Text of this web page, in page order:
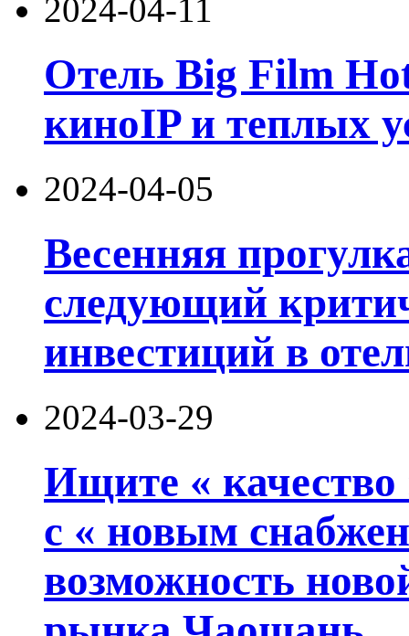
2024-04-11
Отель Big Film
киноIP и теплых
2024-04-05
Весенняя
следующий
инвестиций в
2024-03-29
Ищите «
с « новым
возможность